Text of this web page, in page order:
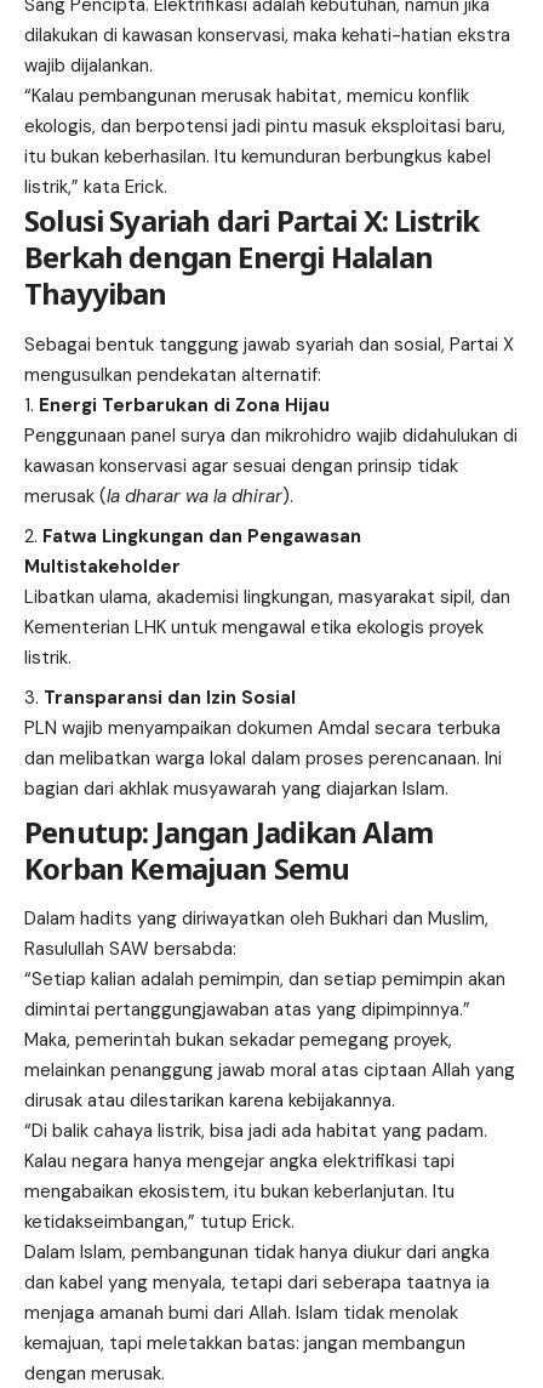
Sang Pencipta. Elektrifikasi adalah kebutuhan, namun jika
dilakukan di kawasan konservasi, maka kehati-hatian ekstra
wajib dijalankan.
“Kalau pembangunan merusak habitat, memicu konflik
ekologis, dan berpotensi jadi pintu masuk eksploitasi baru,
itu bukan keberhasilan. Itu kemunduran berbungkus kabel
listrik,” kata Erick.
Solusi Syariah dari Partai X: Listrik
Berkah dengan Energi Halalan
Thayyiban
Sebagai bentuk tanggung jawab syariah dan sosial, Partai X
mengusulkan pendekatan alternatif:
Energi Terbarukan di Zona Hijau
Penggunaan panel surya dan mikrohidro wajib didahulukan di
kawasan konservasi agar sesuai dengan prinsip tidak
merusak (la dharar wa la dhirar).
Fatwa Lingkungan dan Pengawasan
Multistakeholder
Libatkan ulama, akademisi lingkungan, masyarakat sipil, dan
Kementerian LHK untuk mengawal etika ekologis proyek
listrik.
Transparansi dan Izin Sosial
PLN wajib menyampaikan dokumen Amdal secara terbuka
dan melibatkan warga lokal dalam proses perencanaan. Ini
bagian dari akhlak musyawarah yang diajarkan Islam.
Penutup: Jangan Jadikan Alam
Korban Kemajuan Semu
Dalam hadits yang diriwayatkan oleh Bukhari dan Muslim,
Rasulullah SAW bersabda:
“Setiap kalian adalah pemimpin, dan setiap pemimpin akan
dimintai pertanggungjawaban atas yang dipimpinnya.”
Maka, pemerintah bukan sekadar pemegang proyek,
melainkan penanggung jawab moral atas ciptaan Allah yang
dirusak atau dilestarikan karena kebijakannya.
“Di balik cahaya listrik, bisa jadi ada habitat yang padam.
Kalau negara hanya mengejar angka elektrifikasi tapi
mengabaikan ekosistem, itu bukan keberlanjutan. Itu
ketidakseimbangan,” tutup Erick.
Dalam Islam, pembangunan tidak hanya diukur dari angka
dan kabel yang menyala, tetapi dari seberapa taatnya ia
menjaga amanah bumi dari Allah. Islam tidak menolak
kemajuan, tapi meletakkan batas: jangan membangun
dengan merusak.